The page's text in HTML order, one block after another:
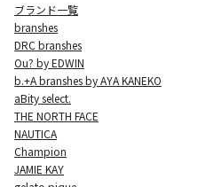
ブランド一覧
branshes
DRC branshes
Ou? by EDWIN
b.+A branshes by AYA KANEKO
aBity select.
THE NORTH FACE
NAUTICA
Champion
JAMIE KAY